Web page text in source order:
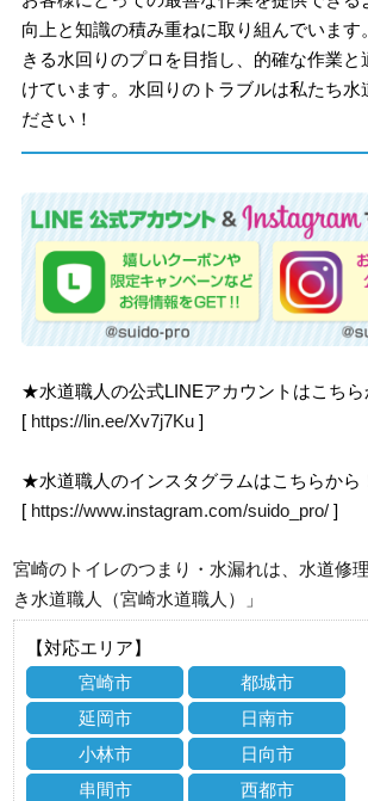
向上と知識の積み重ねに取り組んでいます
きる水回りのプロを目指し、的確な作業と
けています。水回りのトラブルは私たち水
ださい！
★水道職人の公式LINEアカウントはこちら
[ https://lin.ee/Xv7j7Ku ]
★水道職人のインスタグラムはこちらから
[ https://www.instagram.com/suido_pro/ ]
宮崎のトイレのつまり・水漏れは、水道修
き水道職人（宮崎水道職人）」
【対応エリア】
宮崎市
都城市
延岡市
日南市
小林市
日向市
串間市
西都市